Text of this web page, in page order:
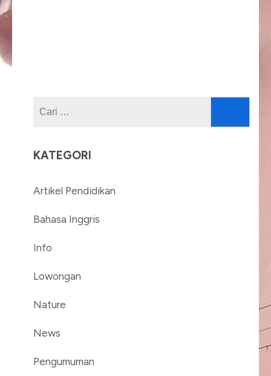
KATEGORI
Artikel Pendidikan
Bahasa Inggris
Info
Lowongan
Nature
News
Pengumuman